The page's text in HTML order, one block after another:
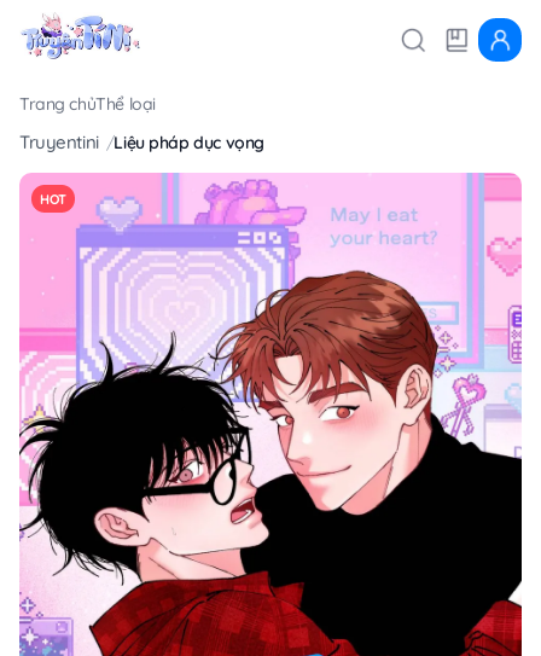
Trang chủThể loại
Truyentini Liệu pháp dục vọng
HOT